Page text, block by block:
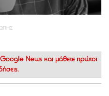
Google News και μάθετε πρώτοι